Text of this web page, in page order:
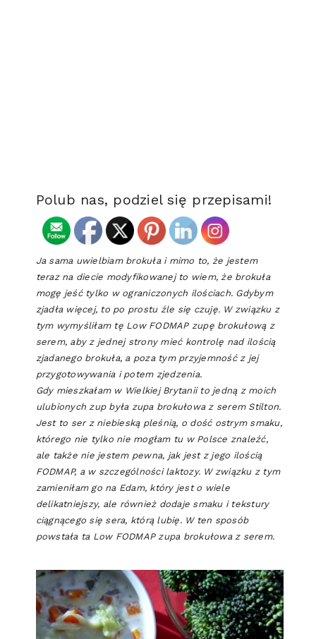
Polub nas, podziel się przepisami!
Ja sama uwielbiam brokuła i mimo to, że jestem
teraz na diecie modyfikowanej to wiem, że brokuła
mogę jeść tylko w ograniczonych ilościach. Gdybym
zjadła więcej, to po prostu źle się czuję. W związku z
tym wymyśliłam tę Low FODMAP zupę brokułową z
serem, aby z jednej strony mieć kontrolę nad ilością
zjadanego brokuła, a poza tym przyjemność z jej
przygotowywania i potem zjedzenia.
Gdy mieszkałam w Wielkiej Brytanii to jedną z moich
ulubionych zup była zupa brokułowa z serem Stilton.
Jest to ser z niebieską pleśnią, o dość ostrym smaku,
którego nie tylko nie mogłam tu w Polsce znaleźć,
ale także nie jestem pewna, jak jest z jego ilością
FODMAP, a w szczególności laktozy. W związku z tym
zamieniłam go na Edam, który jest o wiele
delikatniejszy, ale również dodaje smaku i tekstury
ciągnącego się sera, którą lubię. W ten sposób
powstała ta Low FODMAP zupa brokułowa z serem.